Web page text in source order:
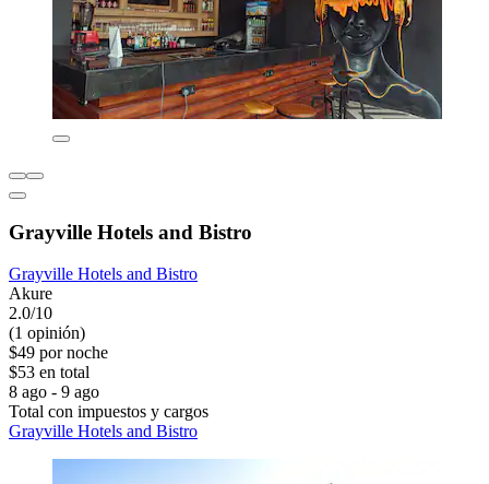
Grayville Hotels and Bistro
Grayville Hotels and Bistro
Akure
2.0/10
(1 opinión)
$49 por noche
$53 en total
8 ago - 9 ago
Total con impuestos y cargos
Grayville Hotels and Bistro